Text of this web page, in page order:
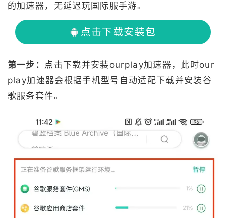
的加速器，无延迟玩国际服手游。
点击下载安装包
第一步： 点击下载并安装ourplay加速器，此时our
play加速器会根据手机型号自动适配下载并安装谷
歌服务套件。